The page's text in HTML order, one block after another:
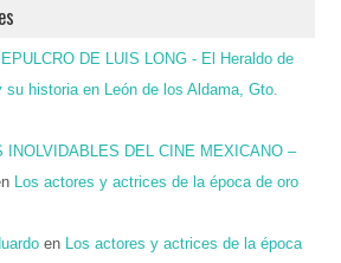
DE LUIS LONG - El Heraldo de
su historia en León de los Aldama, Gto.
INOLVIDABLES DEL CINE MEXICANO –
Los actores y actrices de la época de oro
en
Los actores y actrices de la época